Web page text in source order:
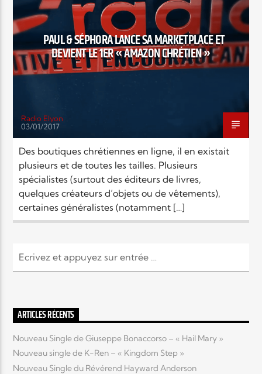
TITRE
ARTISTE
Radio Elyon
Elyon Rhema
Elyon Kids
PAUL & SÉPHORA LANCE SA MARKETPLACE ET
DEVIENT LE 1ER « AMAZON CHRÉTIEN »
Radio Elyon
03/01/2017
Des boutiques chrétiennes en ligne, il en existait
plusieurs et de toutes les tailles. Plusieurs
spécialistes (surtout des éditeurs de livres,
quelques créateurs d’objets ou de vêtements),
certaines généralistes (notamment […]
ARTICLES RÉCENTS
Nouveau Single de Giuseppe Bonaccorso – « Hail Mary »
Nouveau single de K-Ren – « Kingdom Step »
Nouveau Single du Révérend Hayward Anderson